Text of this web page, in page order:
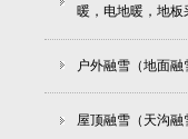
暖，电地暖，地板
户外融雪（地面融
屋顶融雪（天沟融